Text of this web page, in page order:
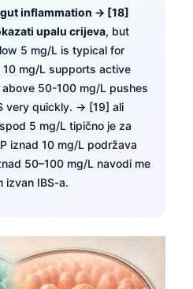
inflammation → [18]
upalu crijeva, but
5 mg/L is typical for
10 mg/L supports active
above 50-100 mg/L pushes
very quickly. → [19] ali
5 mg/L tipično je za
iznad 10 mg/L podržava
50–100 mg/L navodi me
izvan IBS-a.